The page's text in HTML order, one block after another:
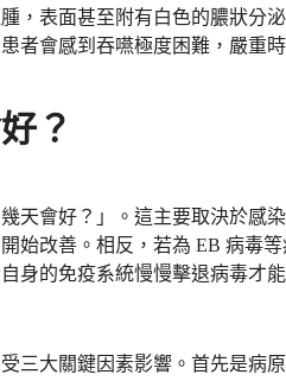
，表面甚至附有白色的膿狀分
者會感到吞嚥極度困難，嚴重
？
天會好？」。這主要取決於感
始改善。相反，若為 EB 病毒
身的免疫系統慢慢擊退病毒才能
三大關鍵因素影響。首先是病